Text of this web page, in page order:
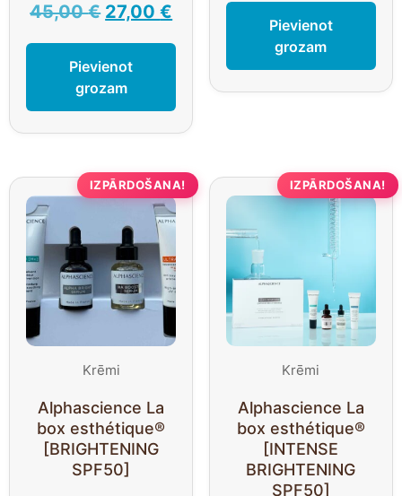
45,00€ 27,00€
Pievienot
grozam
Pievienot
grozam
IZPĀRDOŠANA!
Krēmi
Alphascience La
box esthétique®
[BRIGHTENING
SPF50]
IZPĀRDOŠANA!
Krēmi
Alphascience La
box esthétique®
[INTENSE
BRIGHTENING
SPF50]